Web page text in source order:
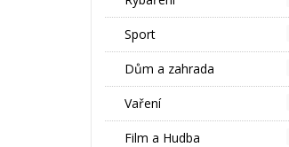
Sport
Dům a zahrada
Vaření
Film a Hudba